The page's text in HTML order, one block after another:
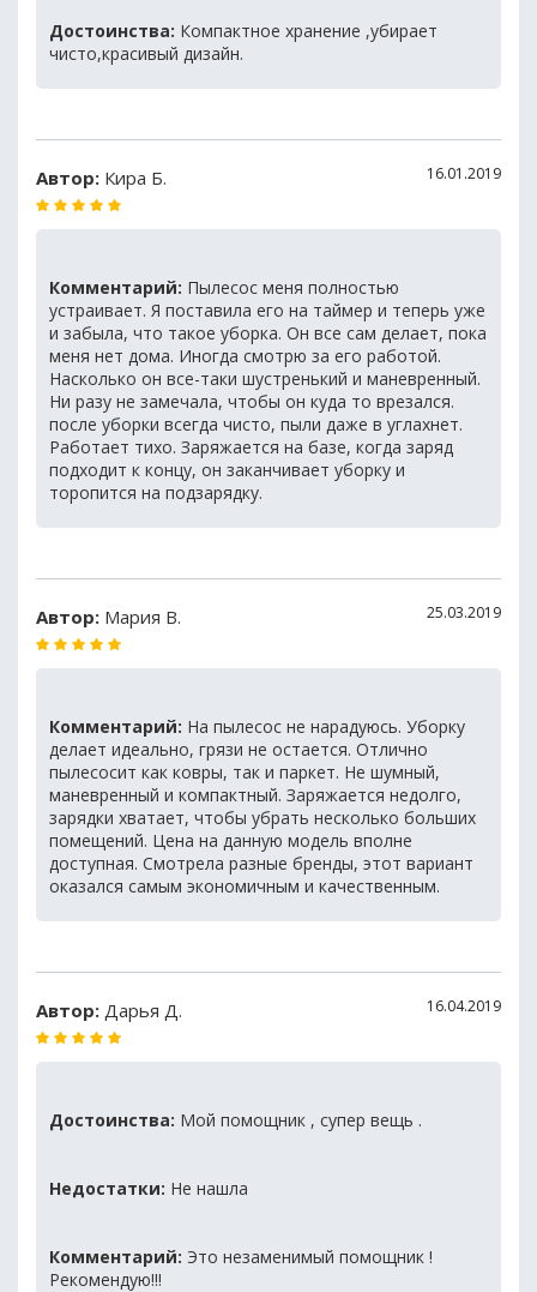
Достоинства: Компактное хранение ,убирает
чисто,красивый дизайн.
Автор: Кира Б. 16.01.2019
Комментарий: Пылесос меня полностью
устраивает. Я поставила его на таймер и теперь уже
и забыла, что такое уборка. Он все сам делает, пока
меня нет дома. Иногда смотрю за его работой.
Насколько он все-таки шустренький и маневренный.
Ни разу не замечала, чтобы он куда то врезался.
после уборки всегда чисто, пыли даже в углахнет.
Работает тихо. Заряжается на базе, когда заряд
подходит к концу, он заканчивает уборку и
торопится на подзарядку.
Автор: Мария В. 25.03.2019
Комментарий: На пылесос не нарадуюсь. Уборку
делает идеально, грязи не остается. Отлично
пылесосит как ковры, так и паркет. Не шумный,
маневренный и компактный. Заряжается недолго,
зарядки хватает, чтобы убрать несколько больших
помещений. Цена на данную модель вполне
доступная. Смотрела разные бренды, этот вариант
оказался самым экономичным и качественным.
Автор: Дарья Д. 16.04.2019
Достоинства: Мой помощник , супер вещь .
Недостатки: Не нашла
Комментарий: Это незаменимый помощник !
Рекомендую!!!